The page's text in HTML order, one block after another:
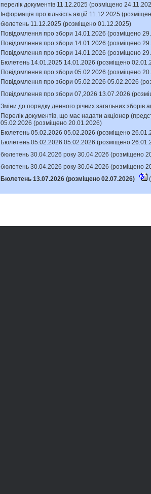
перелік документів 11.12.2025 (розміщено
Інформація про кількість акцій 11.12.2025
бюлетень 11.12.2025 (розміщено 01.12.2025)
Повідомлення про збори 14.01.2026 (розміщено
Повідомлення про збори 14.01.2026 (розміщено
Повідомлення про збори 14.01.2026 (розміщено
Бюлетень 14.01.2025 14.01.2026 (розміщено
Повідомлення про збори 05.02.2026 (розміщено
Повідомлення про збори 05.02.2026 05.02.2026
Повідомлення про збори 07,2026 13.07.2026
Зміни до порядку денного річних загальних
Перелік документів, що має надати акціонер
05.02.2026 (розміщено 20.01.2026)
Бюлетень 05.02.2026 05.02.2026 (розміщено
Бюлетень 05.02.2026 05.02.2026 (розміщено
бюлетень 30.04.2026 року 30.04.2026 (розміщено
бюлетень 30.04.2026 року 30.04.2026 (розміщено
Бюлетень 13.07.2026 (розміщено 02.07.2026)
(